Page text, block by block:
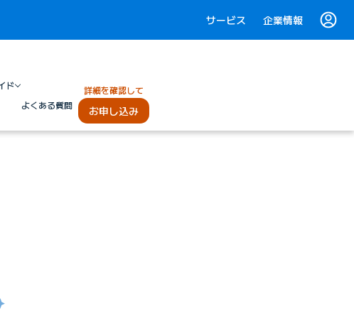
サービス 企業情報
ド
よくある質問
詳細を確認して
お申し込み